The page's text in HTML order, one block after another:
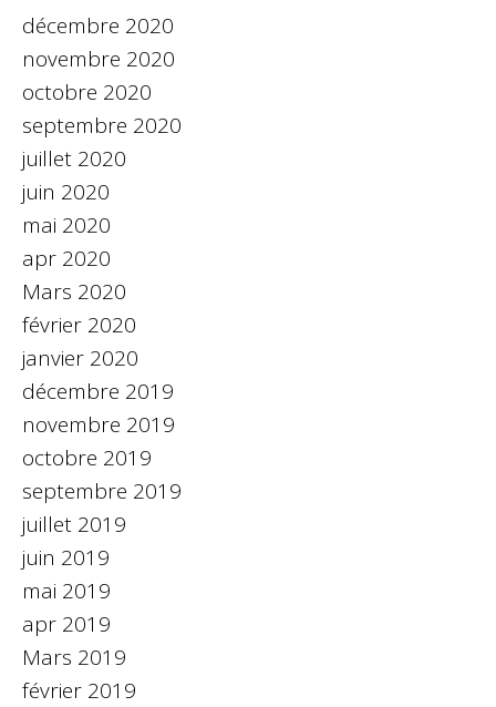
décembre 2020
novembre 2020
octobre 2020
septembre 2020
juillet 2020
juin 2020
mai 2020
apr 2020
Mars 2020
février 2020
janvier 2020
décembre 2019
novembre 2019
octobre 2019
septembre 2019
juillet 2019
juin 2019
mai 2019
apr 2019
Mars 2019
février 2019